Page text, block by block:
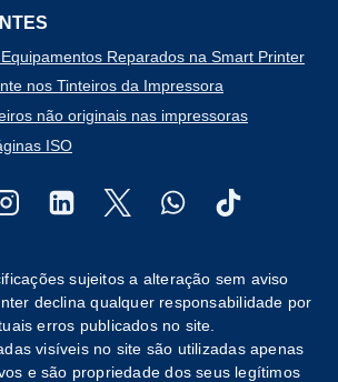
Reparados na Smart Printer
nos Tinteiros da Impressora
não originais nas impressoras
ISO
sujeitos a alteração sem aviso
declina qualquer responsabilidade por
erros publicados no site.
visíveis no site são utilizadas apenas
e são propriedade dos seus legítimos